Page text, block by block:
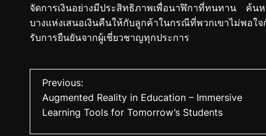
จัดการเงินอย่างมีประสิทธิภาพเพื่อนาฬิกาที่ทนทาน ค้
บางแห่งเสนอเงินคืนให้กับลูกค้าในกรณีที่พวกเขาไม่พ
รับการยืนยันจากผู้เชี่ยวชาญทุกประการ
Previous:
Augmented Reality in Education – Immersive
Learning Tools for Tomorrow’s Students